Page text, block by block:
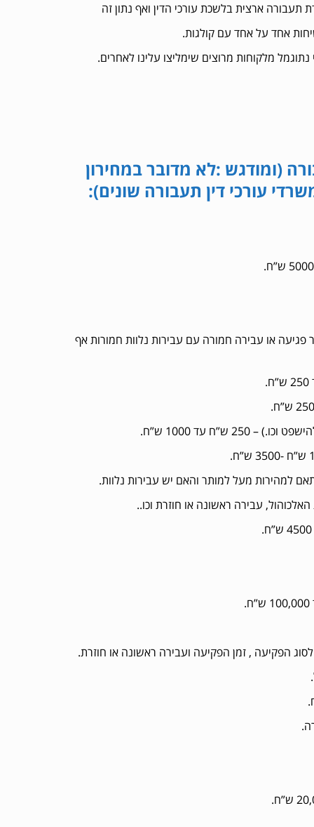
תעבורה ארצית בלשכת עורכי הדין ואף נתון זה
אחד על אחד עם קולגות.
מלקוחות מרוצים שימליצו עלינו לאחרים.
(ומודגש :לא מדובר במחירון
עורכי דין תעבורה שונים):
או עבירה חמורה עם עבירות נלוות חמורות אף
עד 1000 ש”ח.